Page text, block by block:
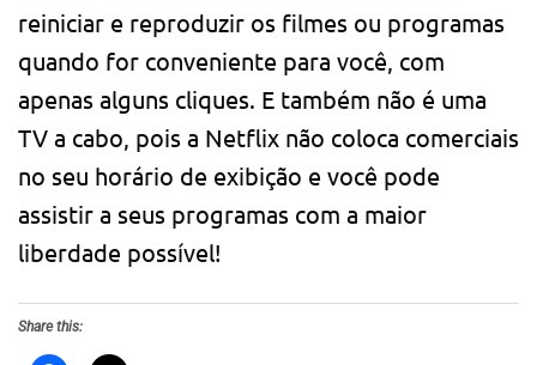
reiniciar e reproduzir os filmes ou programas
quando for conveniente para você, com
apenas alguns cliques. E também não é uma
TV a cabo, pois a Netflix não coloca comerciais
no seu horário de exibição e você pode
assistir a seus programas com a maior
liberdade possível!
Share this: